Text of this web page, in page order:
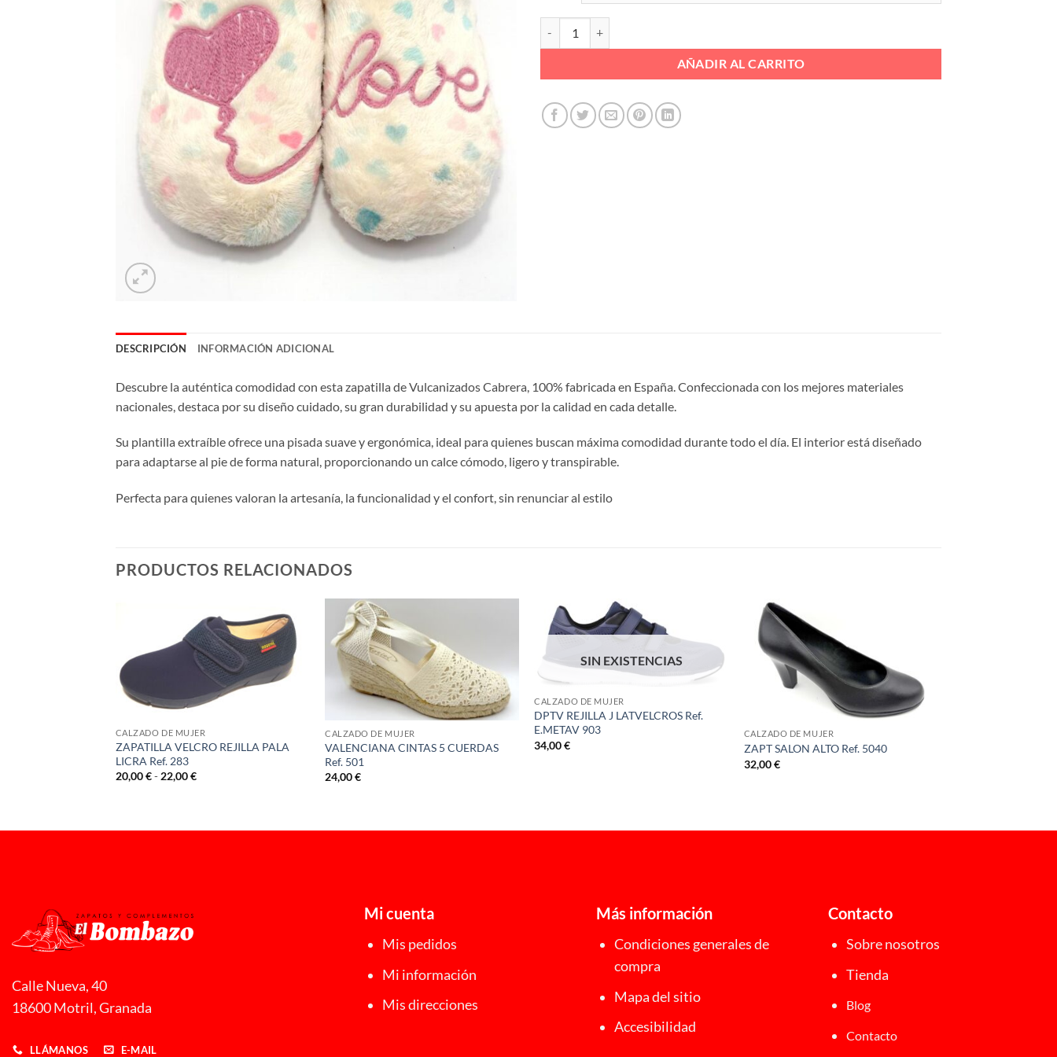
AÑADIR AL CARRITO
DESCRIPCIÓN INFORMACIÓN ADICIONAL
Descubre la auténtica comodidad con esta zapatilla de Vulcanizados Cabrera, 100% fabricada en España. Confeccionada con los mejores materiales
nacionales, destaca por su diseño cuidado, su gran durabilidad y su apuesta por la calidad en cada detalle.
Su plantilla extraíble ofrece una pisada suave y ergonómica, ideal para quienes buscan máxima comodidad durante todo el día. El interior está diseñado
para adaptarse al pie de forma natural, proporcionando un calce cómodo, ligero y transpirable.
Perfecta para quienes valoran la artesanía, la funcionalidad y el confort, sin renunciar al estilo
PRODUCTOS RELACIONADOS
CALZADO DE MUJER
ZAPATILLA VELCRO REJILLA PALA
LICRA Ref. 283
20,00€- 22,00€Rango
hasta
CALZADO DE MUJER
VALENCIANA CINTAS 5 CUERDAS
Ref. 501
24,00€
SIN EXISTENCIAS
CALZADO DE MUJER
DPTV REJILLA J LATVELCROS Ref.
E.METAV 903
34,00€
CALZADO DE MUJER
ZAPT SALON ALTO Ref. 5040
32,00€
Calle Nueva, 40
18600 Motril, Granada
LLÁMANOS E-MAIL
Mi cuenta
Mis pedidos
Mi información
Mis direcciones
Más información
Condiciones generales de
compra
Mapa del sitio
Accesibilidad
Contacto
Sobre nosotros
Tienda
Blog
Contacto